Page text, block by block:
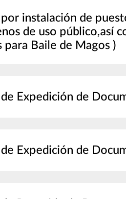
por instalación de
de uso público,así
para Baile de Magos )
de Expedición de
Tasa de Expedición de